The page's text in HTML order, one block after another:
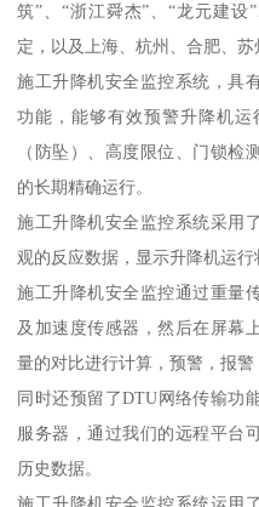
筑”、“浙江舜杰”、“龙元建设
定，以及上海、杭州、合肥、苏
施工升降机安全监控系统，具
功能，能够有效预警升降机
（防坠）、高度限位、门锁检
的长期精确运行。
施工升降机安全监控系统采用
观的反应数据，显示升降机运行
施工升降机安全监控通过重量
及加速度传感器，然后在屏幕
量的对比进行计算，预警，报警
同时还预留了DTU网络传输功
服务器，通过我们的远程平台
历史数据。